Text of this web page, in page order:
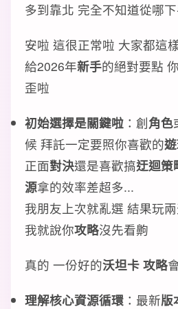
多到靠北 完全不知道從哪
安啦 這很正常啦 大家都這
給2026年新手的絕對要點
歪啦
初始選擇是關鍵啦 ：創角色
候 拜託一定要照你喜歡的
正面對決還是喜歡搞迂迴策
源拿的效率差超多...
我朋友上次就亂選 結果玩
我就說你攻略沒先看齁
真的 一份好的沃坦卡 攻略
理解核心資源循環 ：最新版